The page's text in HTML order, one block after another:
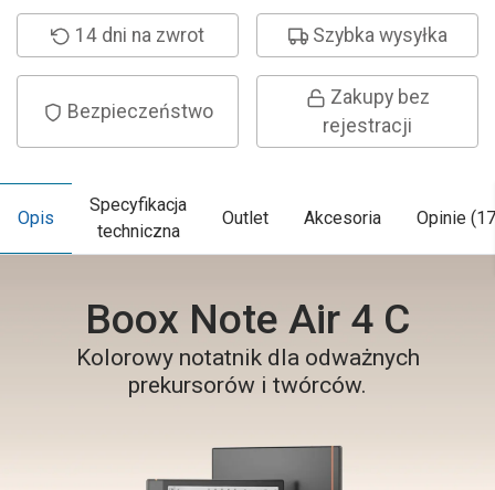
14 dni na zwrot Szybka wysyłka
Bezpieczeństwo
Zakupy bez
rejestracji
Opis
Specyfikacja
techniczna
Outlet Akcesoria Opinie
Boox Note Air 4 C
Kolorowy notatnik dla odważnych
prekursorów i twórców.